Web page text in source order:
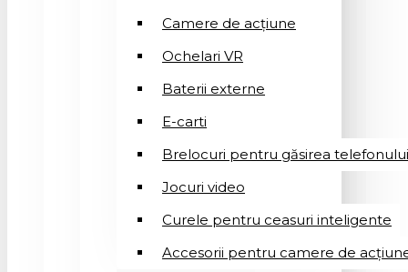
Camere de acțiune
Ochelari VR
Baterii externe
E-carti
Brelocuri pentru găsirea telefonului
Jocuri video
Curele pentru ceasuri inteligente
Accesorii pentru camere de